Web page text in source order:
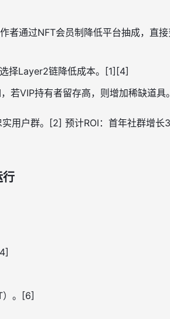
者通过NFT会员制降低平台抽成，直接
择Layer2链降低成本。[1][4]
若VIP持有者留存高，则增加稀缺道具。
用户群。[2] 预计ROI：首年社群增长
行
）。[6]